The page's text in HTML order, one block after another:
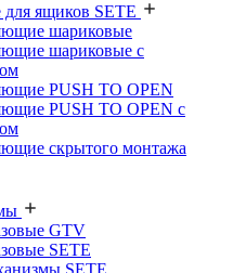
ящиков SETE
шариковые
шариковые с
PUSH TO OPEN
PUSH TO OPEN с
скрытого монтажа
GTV
SETE
SETE